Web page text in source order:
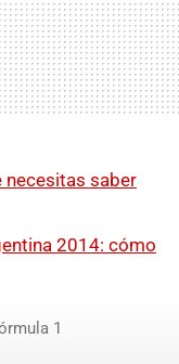
necesitas saber
2014: cómo
1